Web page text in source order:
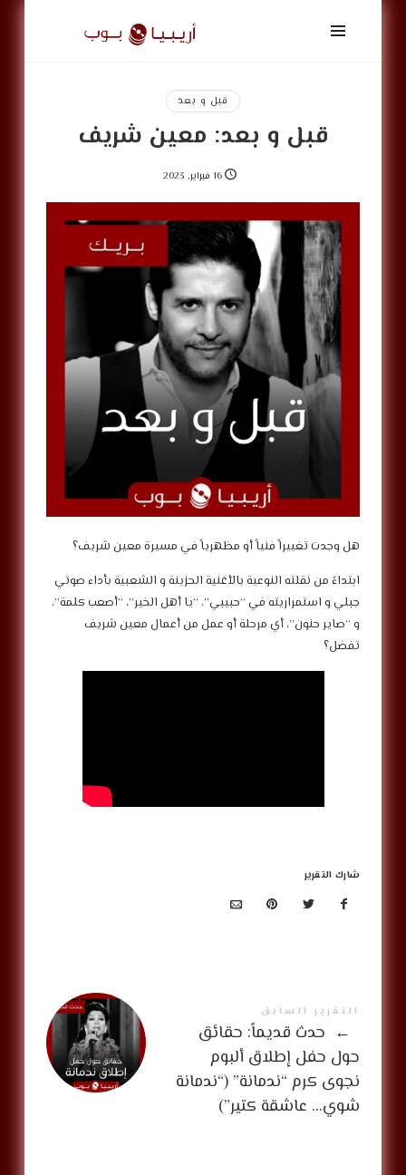
أريبيا
بوب
ArabiaPopقبل و بعد
قبل و بعد: معين شريف
16 فبراير, 2023
‎ابتداءً من نقلته النوعية بالأغنية الحزينة و الشعبية بأداء صوتي
جبلي و استمراريته في “حبيبي”، “يا أهل الخير”، “أصعب كلمة”،
و “صاير حنون”، أي مرحلة أو عمل من أعمال معين شريف
تفضل؟
شارك التقرير
التقرير السابق
← ‏‎ حدث قديماً: حقائق
حول حفل إطلاق ألبوم
نجوى كرم “ندمانة” (“ندمانة
شوي… عاشقة كتير”)